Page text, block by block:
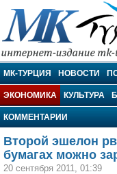
МК-Турция
МК-ТУРЦИЯ НОВОСТИ
ЭКОНОМИКА КУЛЬТУРА
КОММЕНТАРИИ
Второй эшелон
бумагах можно
20 сентября 2011, 01:39